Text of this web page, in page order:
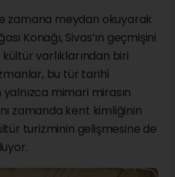
zamana meydan okuyarak
Konağı, Sivas’ın geçmişini
varlıklarından biri
bu tür tarihî
yalnızca mimari mirasın
zamanda kent kimliğinin
turizminin gelişmesine de